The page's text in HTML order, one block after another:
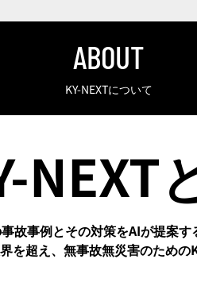
ABOUT
KY-NEXTについて
NEXT
故事例とその対策をAIが提案す
を超え、無事故無災害のための